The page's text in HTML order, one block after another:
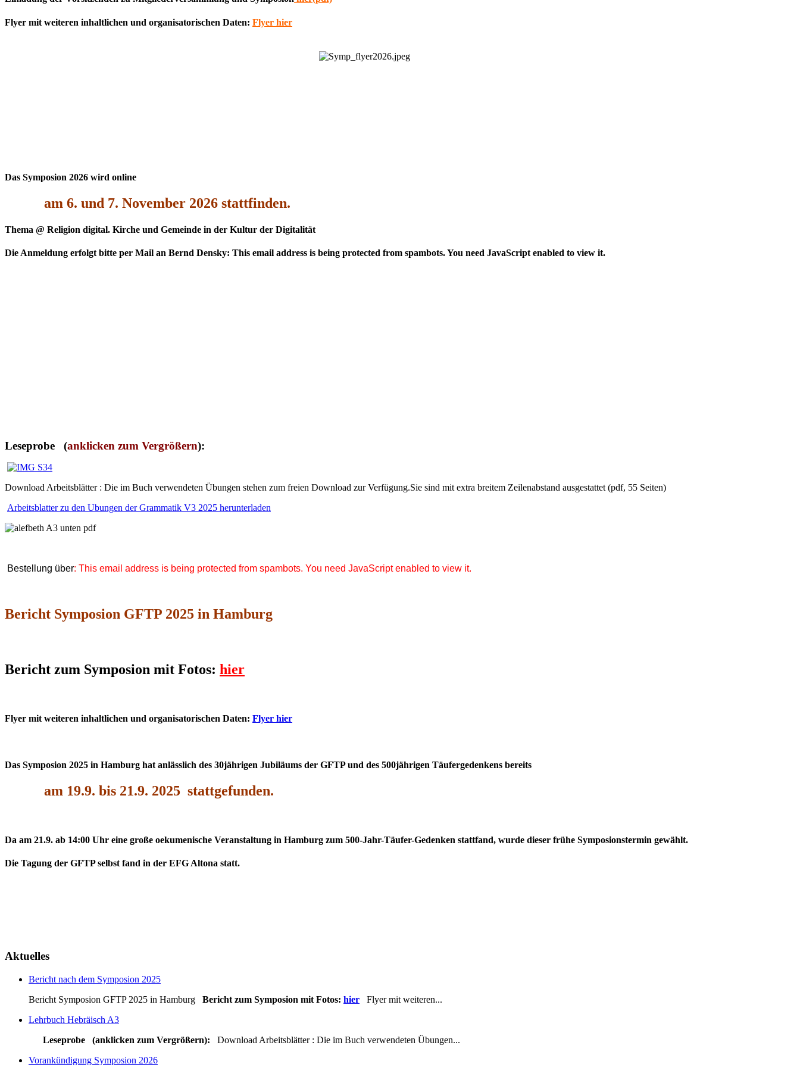
Flyer mit weiteren inhaltlichen und organisatorischen Daten: Flyer hier
Das Symposion 2026 wird online
am 6. und 7. November 2026 stattfinden.
Thema @ Religion digital. Kirche und Gemeinde in der Kultur der Digitalität
Die Anmeldung erfolgt bitte per Mail an Bernd Densky: This email address is being protected from spambots. You need JavaScript enabled to view it.
Leseprobe (anklicken zum Vergrößern):
Download Arbeitsblätter : Die im Buch verwendeten Übungen stehen zum freien Download zur Verfügung.Sie sind mit extra breitem Zeilenabstand ausgestattet (pdf, 55 Seiten)
Arbeitsblatter zu den Ubungen der Grammatik V3 2025 herunterladen
Bestellung über: This email address is being protected from spambots. You need JavaScript enabled to view it.
Bericht Symposion GFTP 2025 in Hamburg
Bericht zum Symposion mit Fotos: hier
Flyer mit weiteren inhaltlichen und organisatorischen Daten: Flyer hier
Das Symposion 2025 in Hamburg hat anlässlich des 30jährigen Jubiläums der GFTP und des 500jährigen Täufergedenkens bereits
am 19.9. bis 21.9. 2025 stattgefunden.
Da am 21.9. ab 14:00 Uhr eine große oekumenische Veranstaltung in Hamburg zum 500-Jahr-Täufer-Gedenken stattfand, wurde dieser frühe Symposionstermin gewählt.
Die Tagung der GFTP selbst fand in der EFG Altona statt.
Aktuelles
Bericht nach dem Symposion 2025
Bericht Symposion GFTP 2025 in Hamburg Bericht zum Symposion mit Fotos: hier Flyer mit weiteren...
Lehrbuch Hebräisch A3
Leseprobe (anklicken zum Vergrößern): Download Arbeitsblätter : Die im Buch verwendeten Übungen...
Vorankündigung Symposion 2026